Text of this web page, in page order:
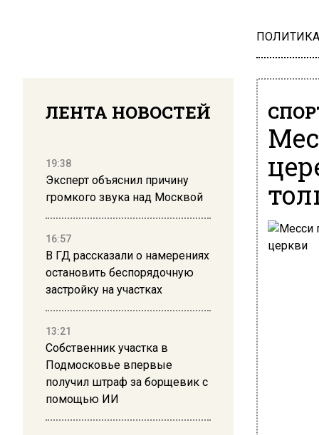
ПОЛИТИКА
ЛЕНТА НОВОСТЕЙ
19:38
Эксперт объяснил причину
громкого звука над Москвой
16:57
В ГД рассказали о намерениях
остановить беспорядочную
застройку на участках
13:21
Собственник участка в
Подмосковье впервые
получил штраф за борщевик с
помощью ИИ